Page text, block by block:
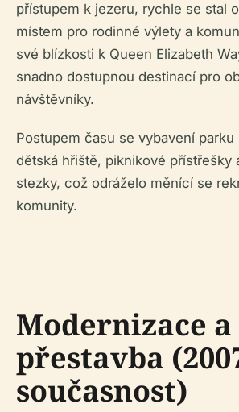
přístupem k jezeru, rychle se stal
místem pro rodinné výlety a
své blízkosti k Queen Elizabeth
snadno dostupnou destinací pro
návštěvníky.
Postupem času se vybavení parku
dětská hřiště, piknikové přístřešky
stezky, což odráželo měnící se
komunity.
Modernizace a
přestavba
současnost)